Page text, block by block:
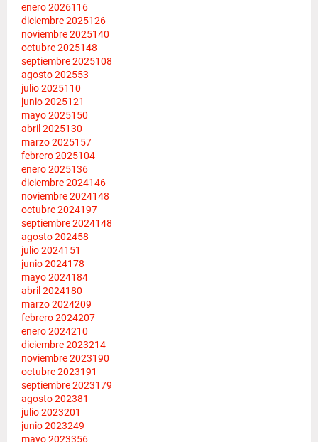
enero 2026116
diciembre 2025126
noviembre 2025140
octubre 2025148
septiembre 2025108
agosto 202553
julio 2025110
junio 2025121
mayo 2025150
abril 2025130
marzo 2025157
febrero 2025104
enero 2025136
diciembre 2024146
noviembre 2024148
octubre 2024197
septiembre 2024148
agosto 202458
julio 2024151
junio 2024178
mayo 2024184
abril 2024180
marzo 2024209
febrero 2024207
enero 2024210
diciembre 2023214
noviembre 2023190
octubre 2023191
septiembre 2023179
agosto 202381
julio 2023201
junio 2023249
mayo 2023356